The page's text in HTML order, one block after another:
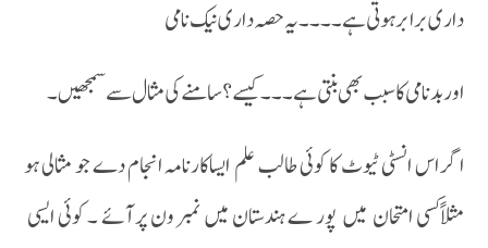
داری برابر ہوتی ہے۔۔۔۔یہ حصہ داری نیک نامی
اور بدنامی کا سبب بھی بنتی ہے ۔۔۔کیسے ؟ سامنے کی مثال سے سمجھیں ۔
اگر اس انسٹی ٹیوٹ کا کوئی طالب علم ایساکارنامہ انجام دے جو مثالی ہو
مثلاًکسی امتحان میں پور ے ہندستان میں نمبر ون پر آئے ۔ کوئی ایسی